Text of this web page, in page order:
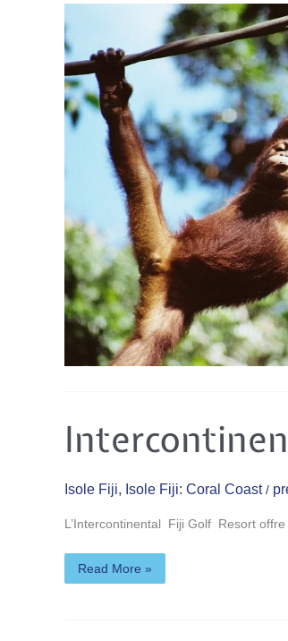
Isole Fiji, Isole Fiji: Coral Coast/
L’Intercontinental Fiji Golf Resort
Fiji
Golf
&
Spa
Read More »